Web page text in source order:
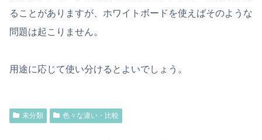
ることがありますが、ホワイトボードを使えばそのような
問題は起こりません。
用途に応じて使い分けるとよいでしょう。
未分類 色々な違い・比較